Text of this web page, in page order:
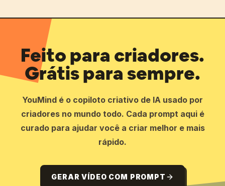
Feito para criadores.
Grátis para sempre.
YouMind é o copiloto criativo de IA usado por
criadores no mundo todo. Cada prompt aqui é
curado para ajudar você a criar melhor e mais
rápido.
GERAR VÍDEO COM PROMPT